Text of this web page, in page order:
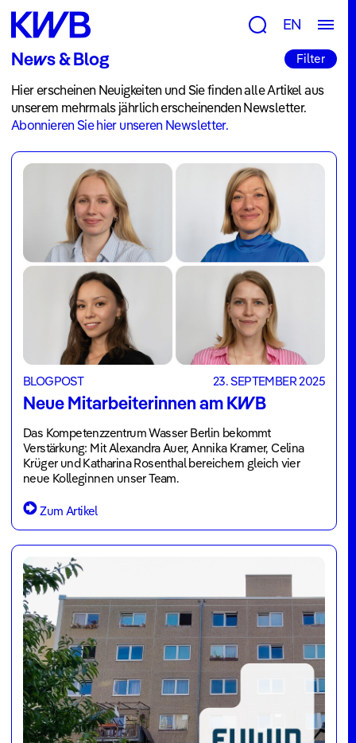
EN
Forschung
Gruppen
&
Themen
Beratung
&
Tools
Publikationen
Projekte
Newsroom
News
Blog
Veranstaltungen
Jahresberichte
Über
uns
Jobs
Team
Unternehmen
News & Blog Filter
Hier erscheinen Neuigkeiten und Sie finden alle Artikel aus
unserem mehrmals jährlich erscheinenden Newsletter.
Abonnieren Sie hier unseren Newsletter.
BLOGPOST 23. SEPTEMBER 2025
Neue Mitarbeiterinnen am KWB
Das Kompetenzzentrum Wasser Berlin bekommt
Verstärkung: Mit Alexandra Auer, Annika Kramer, Celina
Krüger und Katharina Rosenthal bereichern gleich vier
neue Kolleginnen unser Team.
Zum Artikel